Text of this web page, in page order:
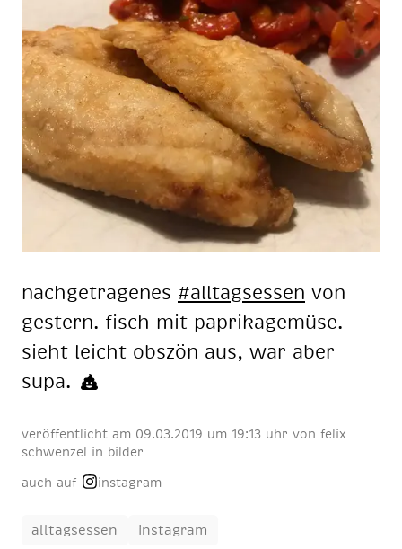
nach­ge­tra­ge­nes #all­tags­es­sen von
ges­tern. fisch mit pa­pri­ka­ge­mü­se.
sieht leicht obs­zön aus, war aber
supa.
veröffentlicht am 09 03 2019 um 19:13 uhr von felix
schwenzel in bilder
auch auf instagram
alltagsessen instagram